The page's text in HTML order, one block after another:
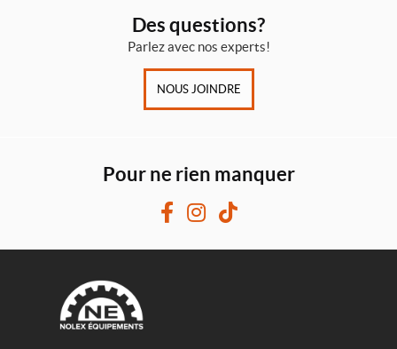
Des questions?
Parlez avec nos experts!
NOUS JOINDRE
Pour ne rien manquer
F
I
T